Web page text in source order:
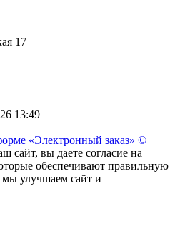
17
13:49
«Электронный заказ» ©
сайт, вы даете согласие на
обеспечивают правильную
мы улучшаем сайт и